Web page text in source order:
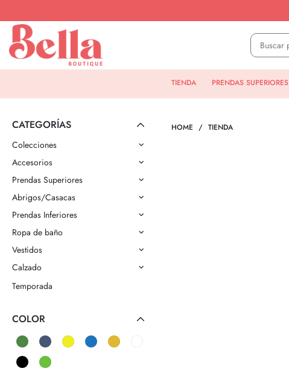
TIENDA PRENDAS SUPERIORES
CATEGORÍAS
Colecciones
Accesorios
Prendas Superiores
Abrigos/Casacas
Prendas Inferiores
Ropa de baño
Vestidos
Calzado
Temporada
COLOR
HOME TIENDA